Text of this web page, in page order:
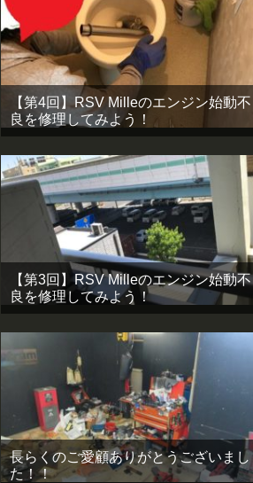
【第4回】RSV Milleのエンジン始動不
良を修理してみよう！
【第3回】RSV Milleのエンジン始動不
良を修理してみよう！
長らくのご愛顧ありがとうございまし
た！！